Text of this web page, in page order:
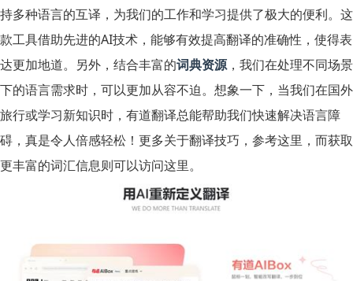
持多种语言的互译，为我们的工作和学习提供了极大的便利。这
款工具借助先进的AI技术，能够有效提高翻译的准确性，使得表
达更加地道。另外，结合丰富的词典资源，我们在处理不同场景
下的语言需求时，可以更加从容不迫。想象一下，当我们在国外
旅行或学习新知识时，有道翻译总能帮助我们快速解决语言障
碍，真是令人倍感轻松！更多关于翻译技巧，参考这里 ，而获取
更丰富的词汇信息则可以访问这里。